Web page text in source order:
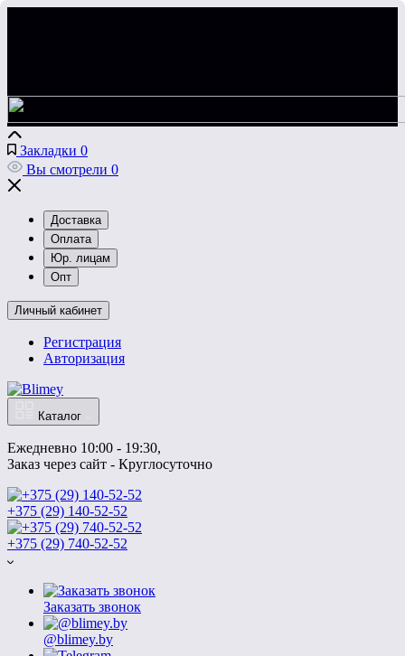
Закладки 0
Вы смотрели 0
Доставка
Оплата
Юр. лицам
Опт
Личный кабинет
Регистрация
Авторизация
Каталог
Ежедневно 10:00 - 19:30,
Заказ через сайт - Круглосуточно
+375 (29) 140-52-52
+375 (29) 740-52-52
Заказать звонок
@blimey.by